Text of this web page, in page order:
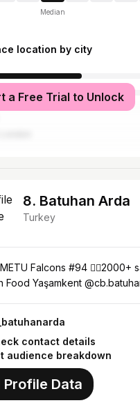
Median
location by city
a Free Trial to Unlock
8. Batuhan Arda
Turkey
Falcons #94 🏋🏻2000+
Food Yaşamkent
contact details
audience breakdown
Profile Data